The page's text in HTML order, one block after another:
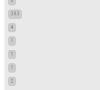
383
4
1
1
1
2